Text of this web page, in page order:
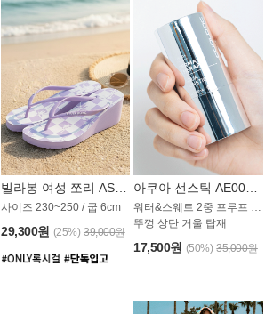
사이즈 230~250 / 굽 6cm
29,300원 (25%) 39,000원
워터&스웨트 2중 프루프 / SPF 50+
뚜껑 상단 거울 탑재
17,500원 (50%) 35,000원